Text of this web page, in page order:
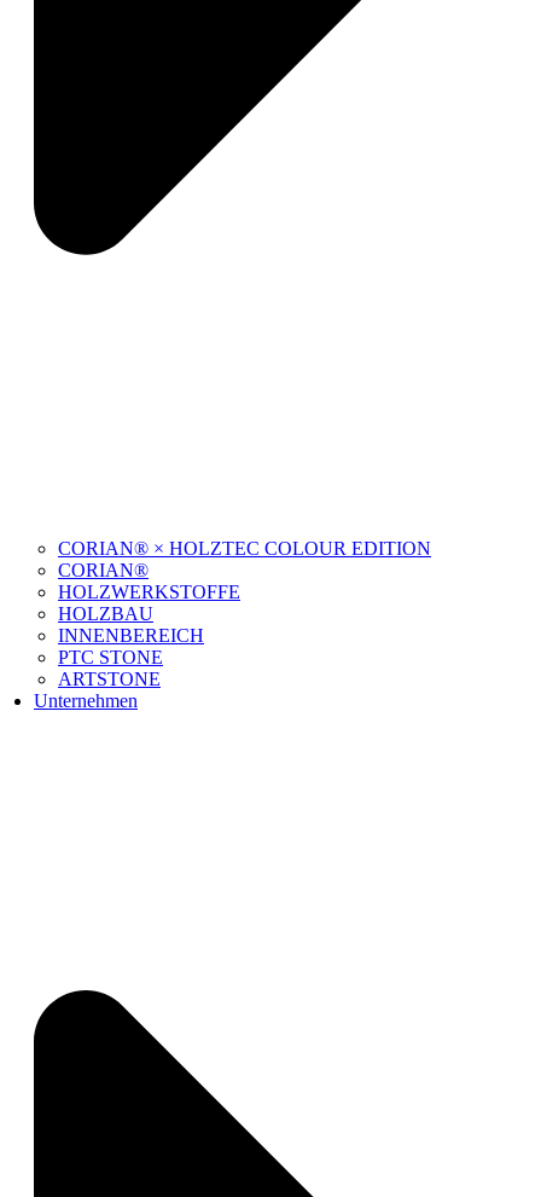
CORIAN® × HOLZTEC COLOUR EDITION
CORIAN®
HOLZWERKSTOFFE
HOLZBAU
INNENBEREICH
PTC STONE
ARTSTONE
Unternehmen